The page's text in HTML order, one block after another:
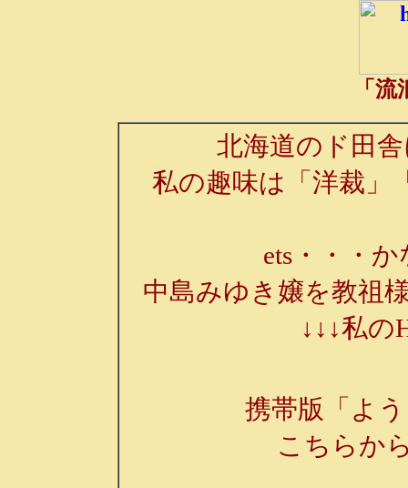
「
北海道のド田
私の趣味は「洋裁」
ets・・・
中島みゆき嬢を教祖
↓↓↓私の
携帯版「よ
こちらか